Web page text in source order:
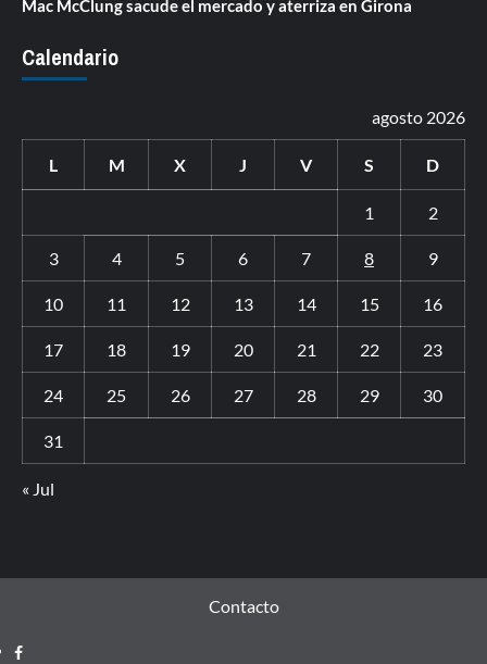
Mac McClung sacude el mercado y aterriza en Girona
Calendario
agosto 2026
L M X J V S D
1 2
3 4 5 6 7 8 9
10 11 12 13 14 15 16
17 18 19 20 21 22 23
24 25 26 27 28 29 30
31
« Jul
Contacto